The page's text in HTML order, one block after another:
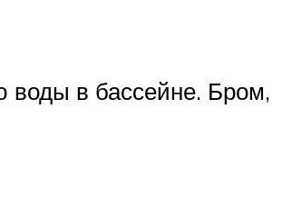
воды в бассейне. Бром,